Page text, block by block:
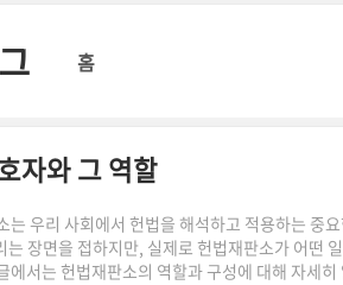
홈
자와 그 역할
우리 사회에서 헌법을 해석하고 적용하는 중
장면을 접하지만, 실제로 헌법재판소가 어떤
에서는 헌법재판소의 역할과 구성에 대해 자세